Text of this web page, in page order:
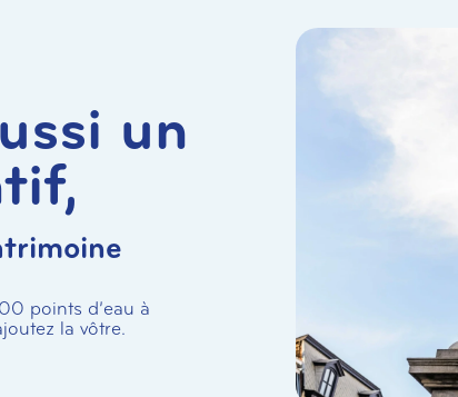
un
points d’eau à
la vôtre.